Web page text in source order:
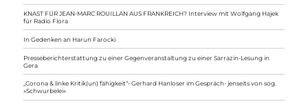
KNAST FÜR JEAN-MARC ROUILLAN AUS FRANKREICH? Interview mit Wolfgang Hajek
für Radio Flora
In Gedenken an Harun Farocki
Presseberichterstattung zu einer Gegenveranstaltung zu einer Sarrazin-Lesung in
Gera
„Corona & linke Kritik(un) fähigkeit“- Gerhard Hanloser im Gespräch- jenseits von sog.
»Schwurbelei«